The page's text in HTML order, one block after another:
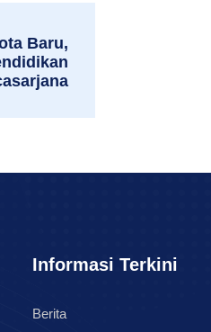
Baru,
Informasi Terkini
Berita